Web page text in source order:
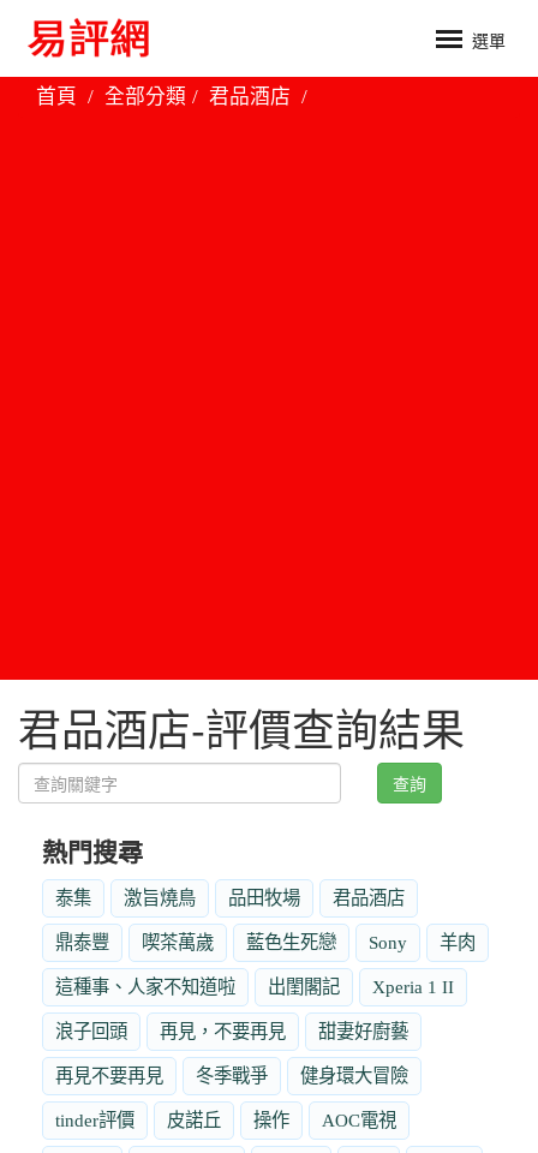
選單
首頁 全部分類 君品酒店
君品酒店-評價查詢結果
查詢
熱門搜尋
泰集 激旨燒鳥 品田牧場 君品酒店
鼎泰豐 喫茶萬歲 藍色生死戀 Sony 羊肉
這種事、人家不知道啦 出閨閣記 Xperia 1 II
浪子回頭 再見，不要再見 甜妻好廚藝
再見不要再見 冬季戰爭 健身環大冒險
tinder評價 皮諾丘 操作 AOC電視